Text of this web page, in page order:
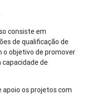
consiste em
de qualificação de
o objetivo de promover
capacidade de
apoio os projetos com